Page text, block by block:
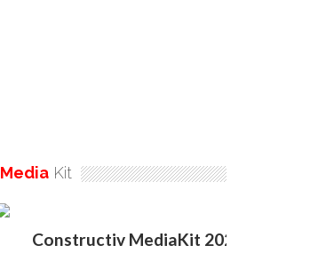
Media Kit
Constructiv MediaKit 2020